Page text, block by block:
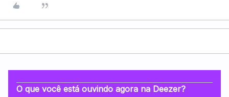
O que você está ouvindo agora na Deezer?